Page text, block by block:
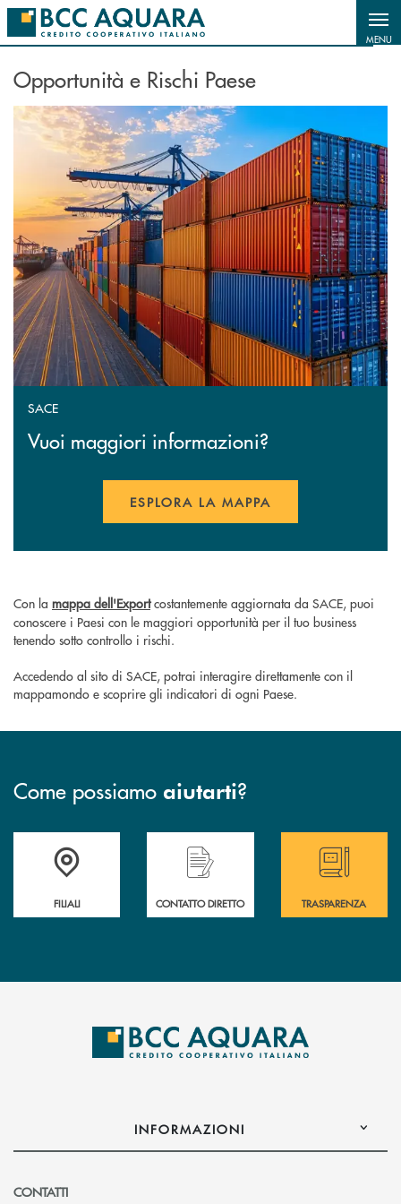
Salta al contenuto principale
MENU
Opportunità e Rischi Paese
SACE
Vuoi maggiori informazioni?
ESPLORA LA MAPPA
Con la mappa dell'Export costantemente aggiornata da SACE, puoi
conoscere i Paesi con le maggiori opportunità per il tuo business
tenendo sotto controllo i rischi.
Accedendo al sito di SACE, potrai interagire direttamente con il
mappamondo e scoprire gli indicatori di ogni Paese.
Come possiamo aiutarti?
Trova la filiale più vicina a te
FILIALI
Hai bisogno di assistenza immediata ?
CONTATTO DIRETTO
Hai bisogno di
TRASPARENZA
INFORMAZIONI
CONTATTI